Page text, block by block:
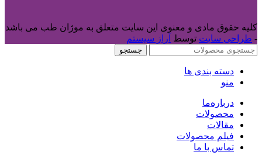
کلیه حقوق مادی و معنوی این سایت متعلق به موژان طب می باشد
- طراحی سایت توسط آراز سیستم
جستجو
دسته بندی ها
منو
درباره‌ما
محصولات
مقالات
فیلم محصولات
تماس با ما